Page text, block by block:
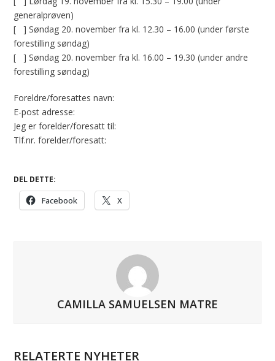
generalprøven)
[ ] Søndag 20. november fra kl. 12.30 – 16.00 (under første
forestilling søndag)
[ ] Søndag 20. november fra kl. 16.00 – 19.30 (under andre
forestilling søndag)
Foreldre/foresattes navn:
E-post adresse:
Jeg er forelder/foresatt til:
Tlf.nr. forelder/foresatt:
DEL DETTE:
Facebook X
CAMILLA SAMUELSEN MATRE
RELATERTE NYHETER